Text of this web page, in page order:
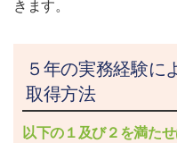
きます。
５年の実務経験に
取得方法
以下の１及び２を満た